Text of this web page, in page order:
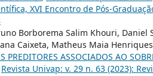
XVI Encontro de Pós-
Borborema Salim Khouri, Daniel
Caixeta, Matheus Maia
PREDITORES ASSOCIADOS AO
Revista Univap: v. 29 n. 63 (2023):